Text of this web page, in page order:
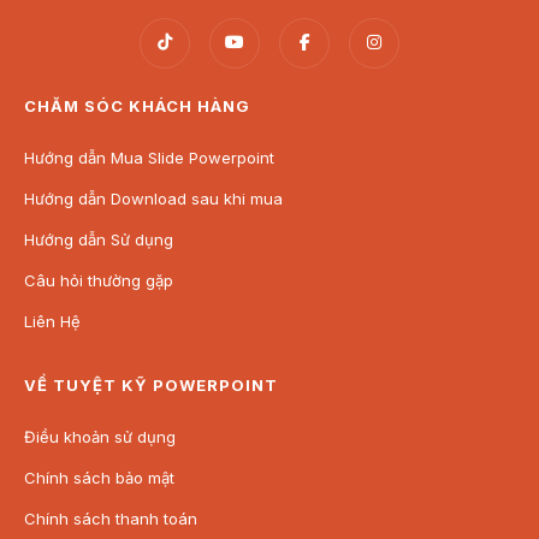
CHĂM SÓC KHÁCH HÀNG
Hướng dẫn Mua Slide Powerpoint
Hướng dẫn Download sau khi mua
Hướng dẫn Sử dụng
Câu hỏi thường gặp
Liên Hệ
VỀ TUYỆT KỸ POWERPOINT
Điều khoản sử dụng
Chính sách bảo mật
Chính sách thanh toán